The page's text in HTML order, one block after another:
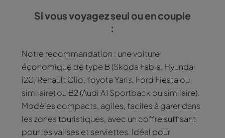
Si vous voyagez seul ou en couple
:
Notre recommandation : une voiture
économique de type B (Skoda Fabia, Hyundai
i20, Renault Clio, Toyota Yaris, Ford Fiesta ou
similaire) ou B2 (Audi A1 Sportback ou similaire).
Modèles compacts, agiles, faciles à garer dans
les zones touristiques, avec un coffre suffisant
pour les valises et serviettes. Idéal pour